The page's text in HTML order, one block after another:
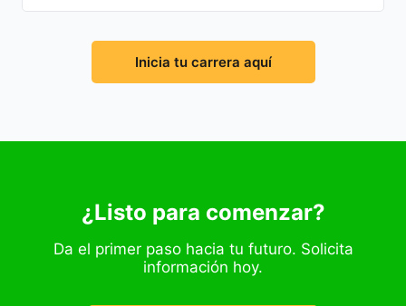
Inicia tu carrera aquí
¿Listo para comenzar?
Da el primer paso hacia tu futuro. Solicita
información hoy.